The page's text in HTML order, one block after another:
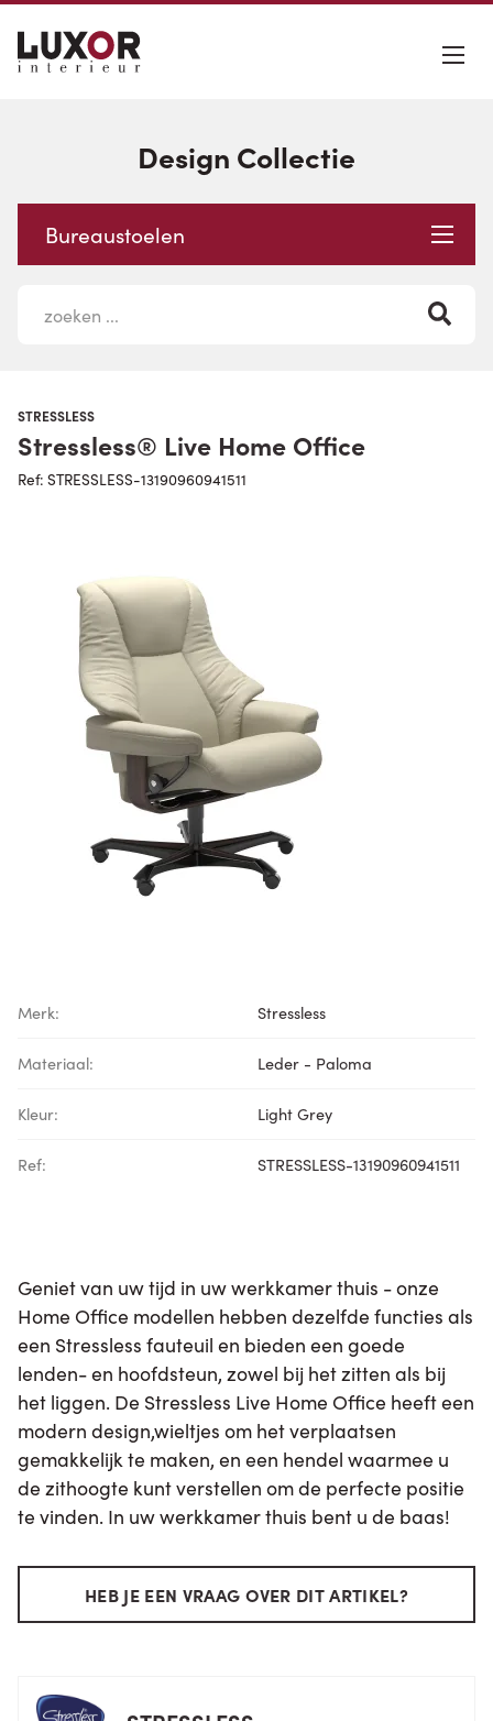
Design Collectie
Bureaustoelen
STRESSLESS
Stressless® Live Home Office
Ref: STRESSLESS-13190960941511
Merk: Stressless
Materiaal: Leder - Paloma
Kleur: Light Grey
Ref: STRESSLESS-13190960941511
Geniet van uw tijd in uw werkkamer thuis - onze
Home Office modellen hebben dezelfde functies als
een Stressless fauteuil en bieden een goede
lenden- en hoofdsteun, zowel bij het zitten als bij
het liggen. De Stressless Live Home Office heeft een
modern design,wieltjes om het verplaatsen
gemakkelijk te maken, en een hendel waarmee u
de zithoogte kunt verstellen om de perfecte positie
te vinden. In uw werkkamer thuis bent u de baas!
HEB JE EEN VRAAG OVER DIT ARTIKEL?